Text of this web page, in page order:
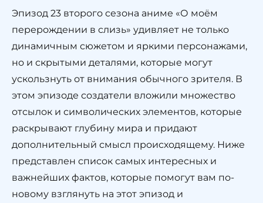
Эпизод 23 второго сезона аниме «О моём
перерождении в слизь» удивляет не только
динамичным сюжетом и яркими персонажами,
но и скрытыми деталями, которые могут
ускользнуть от внимания обычного зрителя. В
этом эпизоде создатели вложили множество
отсылок и символических элементов, которые
раскрывают глубину мира и придают
дополнительный смысл происходящему. Ниже
представлен список самых интересных и
важнейших фактов, которые помогут вам по-
новому взглянуть на этот эпизод и